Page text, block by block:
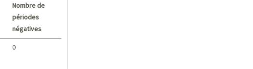
Nombre de
périodes
négatives
0